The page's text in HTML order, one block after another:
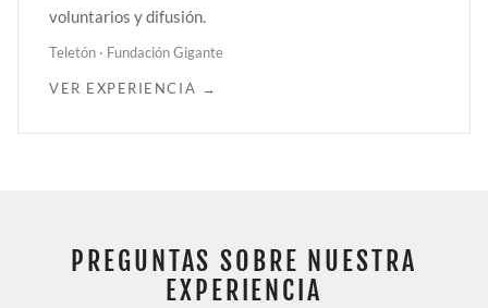
voluntarios y difusión.
Teletón · Fundación Gigante
VER EXPERIENCIA →
PREGUNTAS SOBRE NUESTRA
EXPERIENCIA